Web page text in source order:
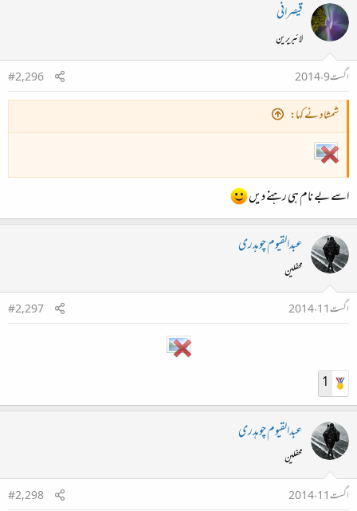
قیصرانی
لائبریرین
اگست 9، 2014
#2,296
شمشاد نے کہا:
اسے بے نام ہی رہنے دیں
عبدالقیوم چوہدری
محفلین
اگست 11، 2014
#2,297
1
عبدالقیوم چوہدری
محفلین
اگست 11، 2014
#2,298